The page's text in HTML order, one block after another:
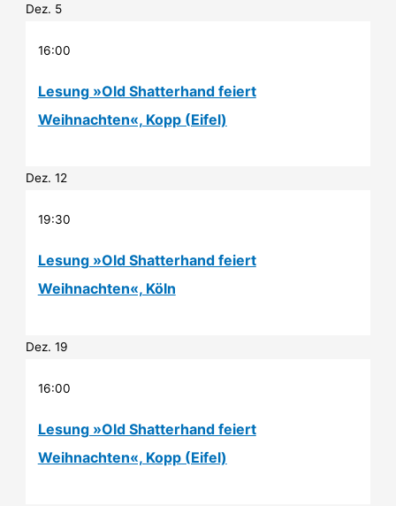
Dez. 5
16:00
Lesung »Old Shatterhand feiert
Weihnachten«, Kopp (Eifel)
Dez.12
19:30
Lesung »Old Shatterhand feiert
Weihnachten«, Köln
Dez.19
16:00
Lesung »Old Shatterhand feiert
Weihnachten«, Kopp (Eifel)